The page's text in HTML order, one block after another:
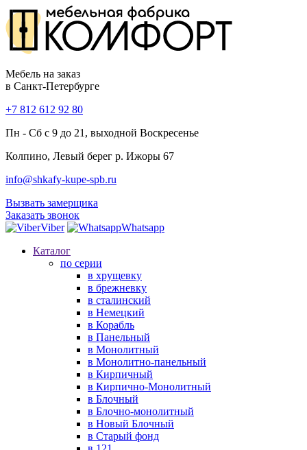
Мебель на заказ
в Санкт-Петербурге
+7 812 612 92 80
Пн - Сб с 9 до 21, выходной Воскресенье
Колпино, Левый берег р. Ижоры 67
info@shkafy-kupe-spb.ru
Вызвать замерщика
Заказать звонок
Viber
Whatsapp
Каталог
по серии
в хрущевку
в брежневку
в сталинский
в Немецкий
в Корабль
в Панельный
в Монолитный
в Монолитно-панельный
в Кирпичный
в Кирпично-Монолитный
в Блочный
в Блочно-монолитный
в Новый Блочный
в Старый фонд